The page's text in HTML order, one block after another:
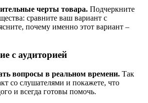
черты товара. Подчеркните
сравните ваш вариант с
почему именно этот вариант –
с аудиторией
вопросы в реальном времени. Так
со слушателями и покажете, что
и всегда готовы помочь.